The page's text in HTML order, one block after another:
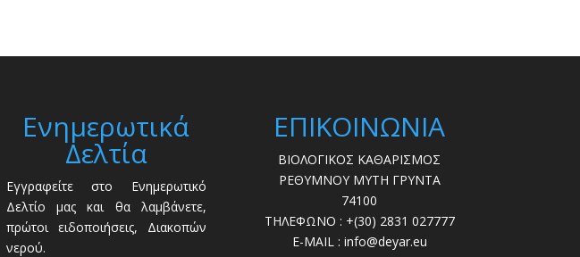
Ενημερωτικά
Δελτία
Εγγραφείτε στο Ενημερωτικό
Δελτίο μας και θα λαμβάνετε,
πρώτοι ειδοποιήσεις, Διακοπών
νερού.
ΕΠΙΚΟΙΝΩΝΙΑ
ΒΙΟΛΟΓΙΚΟΣ ΚΑΘΑΡΙΣΜΟΣ
ΡΕΘΥΜΝΟΥ ΜΥΤΗ ΓΡΥΝΤΑ
74100
ΤΗΛΕΦΩΝΟ : +(30) 2831 027777
E-MAIL : info@deyar.eu